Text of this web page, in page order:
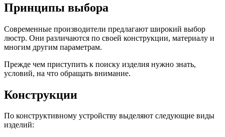
Принципы выбора
Современные производители предлагают широкий выбор
люстр. Они различаются по своей конструкции, материалу и
многим другим параметрам.
Прежде чем приступить к поиску изделия нужно знать,
условий, на что обращать внимание.
Конструкции
По конструктивному устройству выделяют следующие виды
изделий: